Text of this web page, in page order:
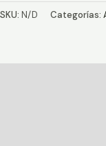
Natural
SKU: N/D Categorías: